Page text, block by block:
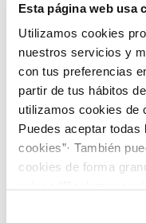
Esta página web usa
Utilizamos cookies
nuestros servicios y
con tus preferencias
partir de tus hábitos
utilizamos cookies de
Puedes aceptar todas
cookies”· También
cookies de forma
a nivel nacional
premios Aquae
500 alumnas de